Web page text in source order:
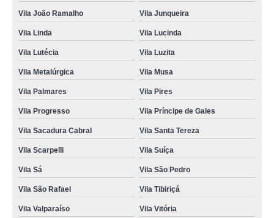
Vila João Ramalho Vila Junqueira
Vila Linda Vila Lucinda
Vila Lutécia Vila Luzita
Vila Metalúrgica Vila Musa
Vila Palmares Vila Pires
Vila Progresso Vila Príncipe de Gales
Vila Sacadura Cabral Vila Santa Tereza
Vila Scarpelli Vila Suíça
Vila Sá Vila São Pedro
Vila São Rafael Vila Tibiriçá
Vila Valparaíso Vila Vitória